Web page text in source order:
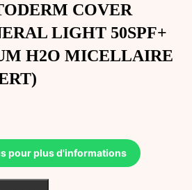
COVER
LIGHT 50SPF+
H2O MICELLAIRE
pour plus d'informations